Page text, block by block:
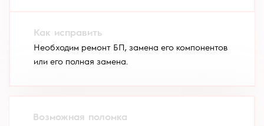
Необходим ремонт БП, замена его компонентов
или его полная замена.